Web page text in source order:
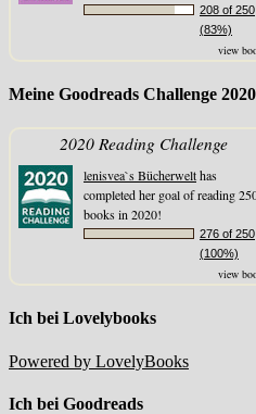
208 of 250
(83%)
view
Meine Goodreads Challenge 2020
2020 Reading Challenge
lenisvea`s Bücherwelthas
completed her goal of reading
books in 2020!
276 of 250
(100%)
view
Ich bei Lovelybooks
Powered by LovelyBooks
Ich bei Goodreads